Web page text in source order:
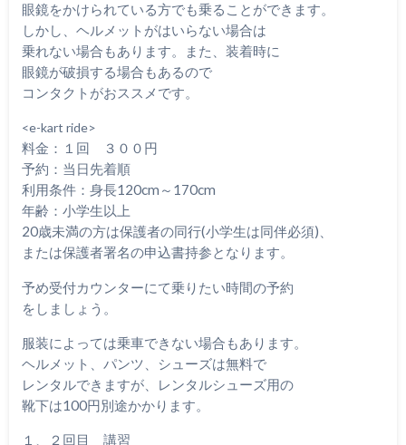
眼鏡をかけられている方でも乗ることができます。
しかし、ヘルメットがはいらない場合は
乗れない場合もあります。また、装着時に
眼鏡が破損する場合もあるので
コンタクトがおススメです。
<e-kart ride>
料金：１回 ３００円
予約：当日先着順
利用条件：身長120cm～170cm
年齢：小学生以上
20歳未満の方は保護者の同行(小学生は同伴必須)、
または保護者署名の申込書持参となります。
予め受付カウンターにて乗りたい時間の予約
をしましょう。
服装によっては乗車できない場合もあります。
ヘルメット、パンツ、シューズは無料で
レンタルできますが、レンタルシューズ用の
靴下は100円別途かかります。
１、２回目 講習